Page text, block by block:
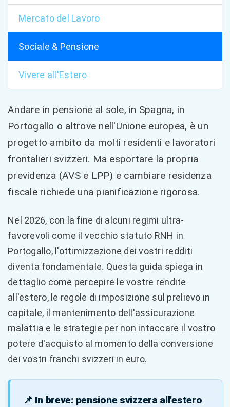
Mercato del Lavoro
Sociale & Pensione
Vivere all'Estero
Andare in pensione al sole, in Spagna, in
Portogallo o altrove nell'Unione europea, è un
progetto ambito da molti residenti e lavoratori
frontalieri svizzeri. Ma esportare la propria
previdenza (AVS e LPP) e cambiare residenza
fiscale richiede una pianificazione rigorosa.
Nel 2026, con la fine di alcuni regimi ultra-
favorevoli come il vecchio statuto RNH in
Portogallo, l'ottimizzazione dei vostri redditi
diventa fondamentale. Questa guida spiega in
dettaglio come percepire le vostre rendite
all'estero, le regole di imposizione sul prelievo in
capitale, il mantenimento dell'assicurazione
malattia e le strategie per non intaccare il vostro
potere d'acquisto al momento della conversione
dei vostri franchi svizzeri in euro.
📌 In breve: pensione svizzera all'estero